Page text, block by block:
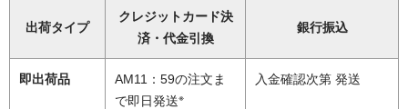
出荷タイプ
クレジットカード決
済・代金引換
銀行振込
即出荷品
AM11：59の注文ま
で即日発送※
入金確認次第 発送